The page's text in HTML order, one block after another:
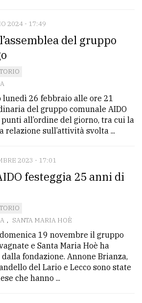
2024 - 17:49
del gruppo
26 febbraio alle ore 21
del gruppo comunale AIDO
all’ordine del giorno, tra cui la
relazione sull’attività svolta ...
2023 - 17:01
festeggia 25 anni di
, SANTA MARIA HOÈ
19 novembre il gruppo
e Santa Maria Hoè ha
fondazione. Annone Brianza,
del Lario e Lecco sono state
che hanno ...